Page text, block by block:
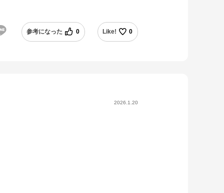
参考になった 0 Like! 0
2026.1.20